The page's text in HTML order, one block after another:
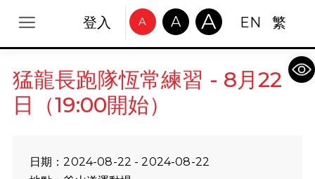
登入 A A A EN 繁
猛龍長跑隊恆常練習 - 8月22
日（19:00開始）
日期：2024-08-22 - 2024-08-22